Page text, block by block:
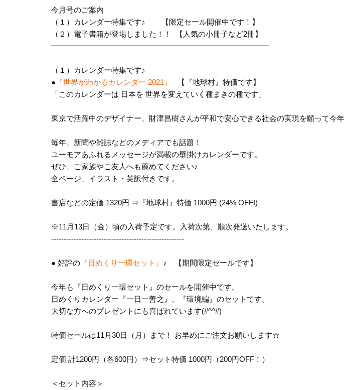
今月号のご案内
（１）カレンダー特集です♪ 【限定セール開催中です！】
（２）電子書籍が登場しました！！ 【人気の小冊子など2冊】
━━━━━━━━━━━━━━━━━━━━━━━━━━━━━
（１）カレンダー特集です♪
● 『世界がわかるカレンダー 2021』
【『地球村』特価です】
「このカレンダーは 日本を 世界を変えていく種まきの種です」
東京で活躍中のデザイナー、財津昌樹さんが平和で安心できる社会の実現を願って今
毎年、新聞や雑誌などのメディアでも話題！
ユーモアあふれるメッセージが満載の壁掛けカレンダーです。
ぜひ、ご家族やご友人へも薦めてください♪
全ページ、イラスト・英訳付きです。
書店などの定価 1320円 ⇒『地球村』特価 1000円 (24% OFF!)
※11月13日（金）頃の入荷予定です。入荷次第、順次発送いたします。
-----------------------------------------------------
● 好評の 『日めくり一環セット』 ♪ 【期間限定セールです】
今年も『日めくり一環セット』のセールを開催中です。
日めくりカレンダー『一日一善之』、『環境編』のセットです。
大切な方へのプレゼントにも喜ばれています(#^^#)
特価セールは11月30日（月）まで！ お早めにご注文お願いします☆
定価 計1200円（各600円）⇒セット特価 1000円（200円OFF！）
＜セット内容＞